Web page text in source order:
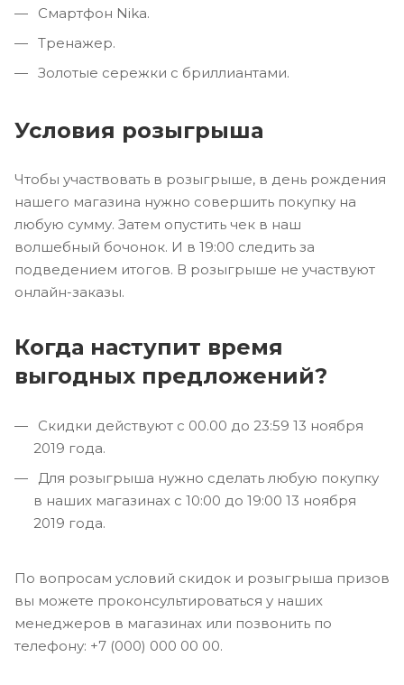
Смартфон Nika.
Тренажер.
Золотые сережки с бриллиантами.
Условия розыгрыша
Чтобы участвовать в розыгрыше, в день рождения
нашего магазина нужно совершить покупку на
любую сумму. Затем опустить чек в наш
волшебный бочонок. И в 19:00 следить за
подведением итогов. В розыгрыше не участвуют
онлайн-заказы.
Когда наступит время
выгодных предложений?
Скидки действуют с 00.00 до 23:59 13 ноября
2019 года.
Для розыгрыша нужно сделать любую покупку
в наших магазинах с 10:00 до 19:00 13 ноября
2019 года.
По вопросам условий скидок и розыгрыша призов
вы можете проконсультироваться у наших
менеджеров в магазинах или позвонить по
телефону: +7 (000) 000 00 00.